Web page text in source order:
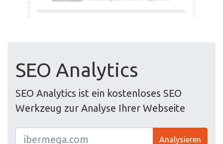
SEO Analytics
SEO Analytics ist ein kostenloses SEO
Werkzeug zur Analyse Ihrer Webseite
Analysieren